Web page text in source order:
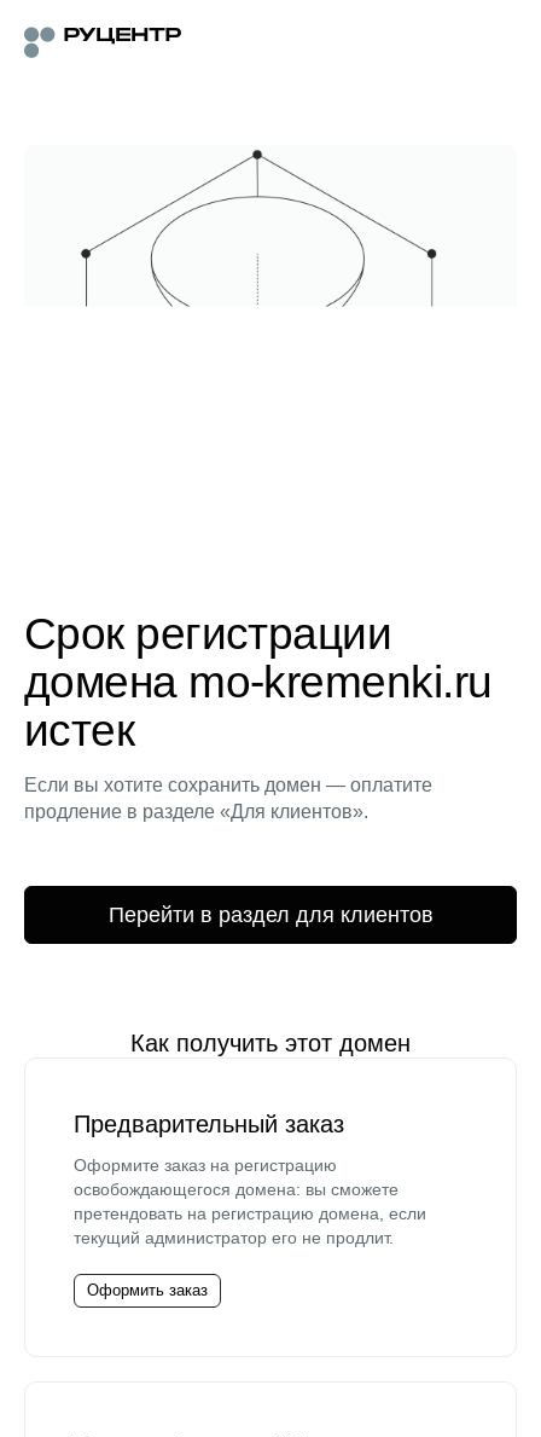
Срок регистрации
домена mo-kremenki.ru
истек
Если вы хотите сохранить домен — оплатите
продление в разделе «Для клиентов».
Перейти в раздел для клиентов
Как получить этот домен
Предварительный заказ
Оформите заказ на регистрацию
освобождающегося домена: вы сможете
претендовать на регистрацию домена, если
текущий администратор его не продлит.
Оформить заказ